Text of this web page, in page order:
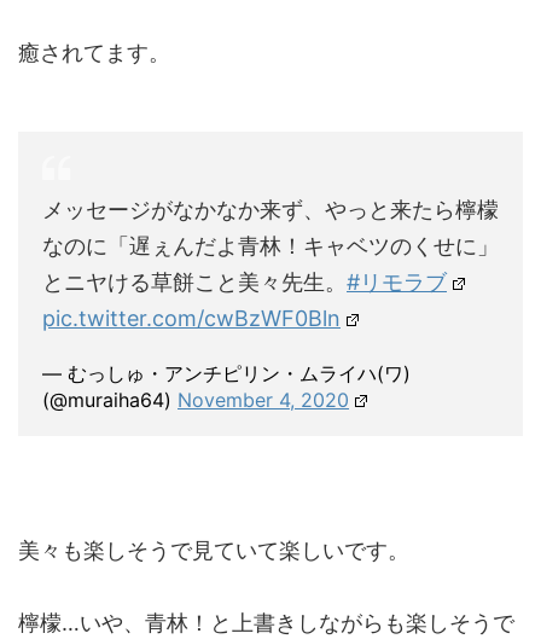
癒されてます。
メッセージがなかなか来ず、やっと来たら檸檬
なのに「遅ぇんだよ青林！キャベツのくせに」
とニヤける草餅こと美々先生。 #リモラブ
pic.twitter.com/cwBzWF0Bln
— むっしゅ・アンチピリン・ムライハ(ワ)
(@muraiha64) November 4, 2020
美々も楽しそうで見ていて楽しいです。
檸檬…いや、青林！と上書きしながらも楽しそうで